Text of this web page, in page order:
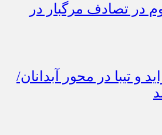
۲ مصدوم در تصادف مرگبار در
و تیبا در محور آبدانان/